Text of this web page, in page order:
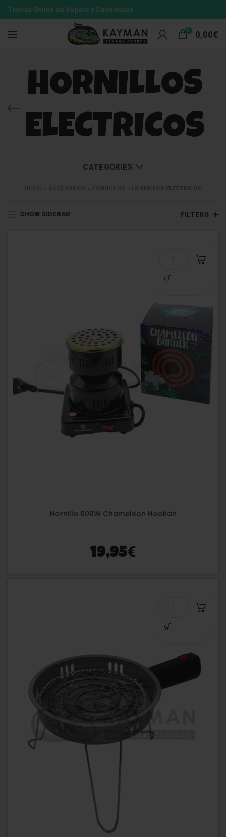
Tienda Online de Vapers y Cachimbas
0 0,00€
HORNILLOS
ELECTRICOS
CATEGORIES
HORNILLOS ELECTRICOS
SHOW SIDEBAR FILTERS
Hornillo 600W Chameleon Hookah
19,95€